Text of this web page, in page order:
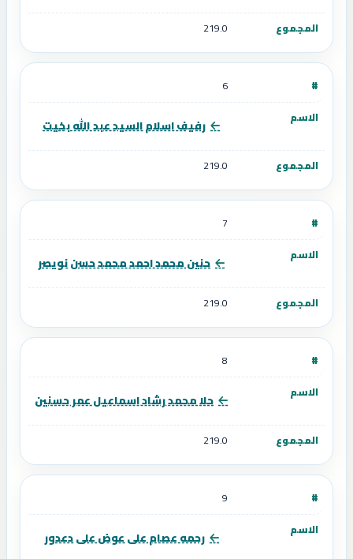
219.0
6
رفيف اسلام السيد عبد الله بخيت
219.0
7
حنين محمد احمد محمد حسن نويصر
219.0
8
حلا محمد رشاد اسماعيل عمر حسنين
219.0
9
رحمه عصام على عوض على دعدور